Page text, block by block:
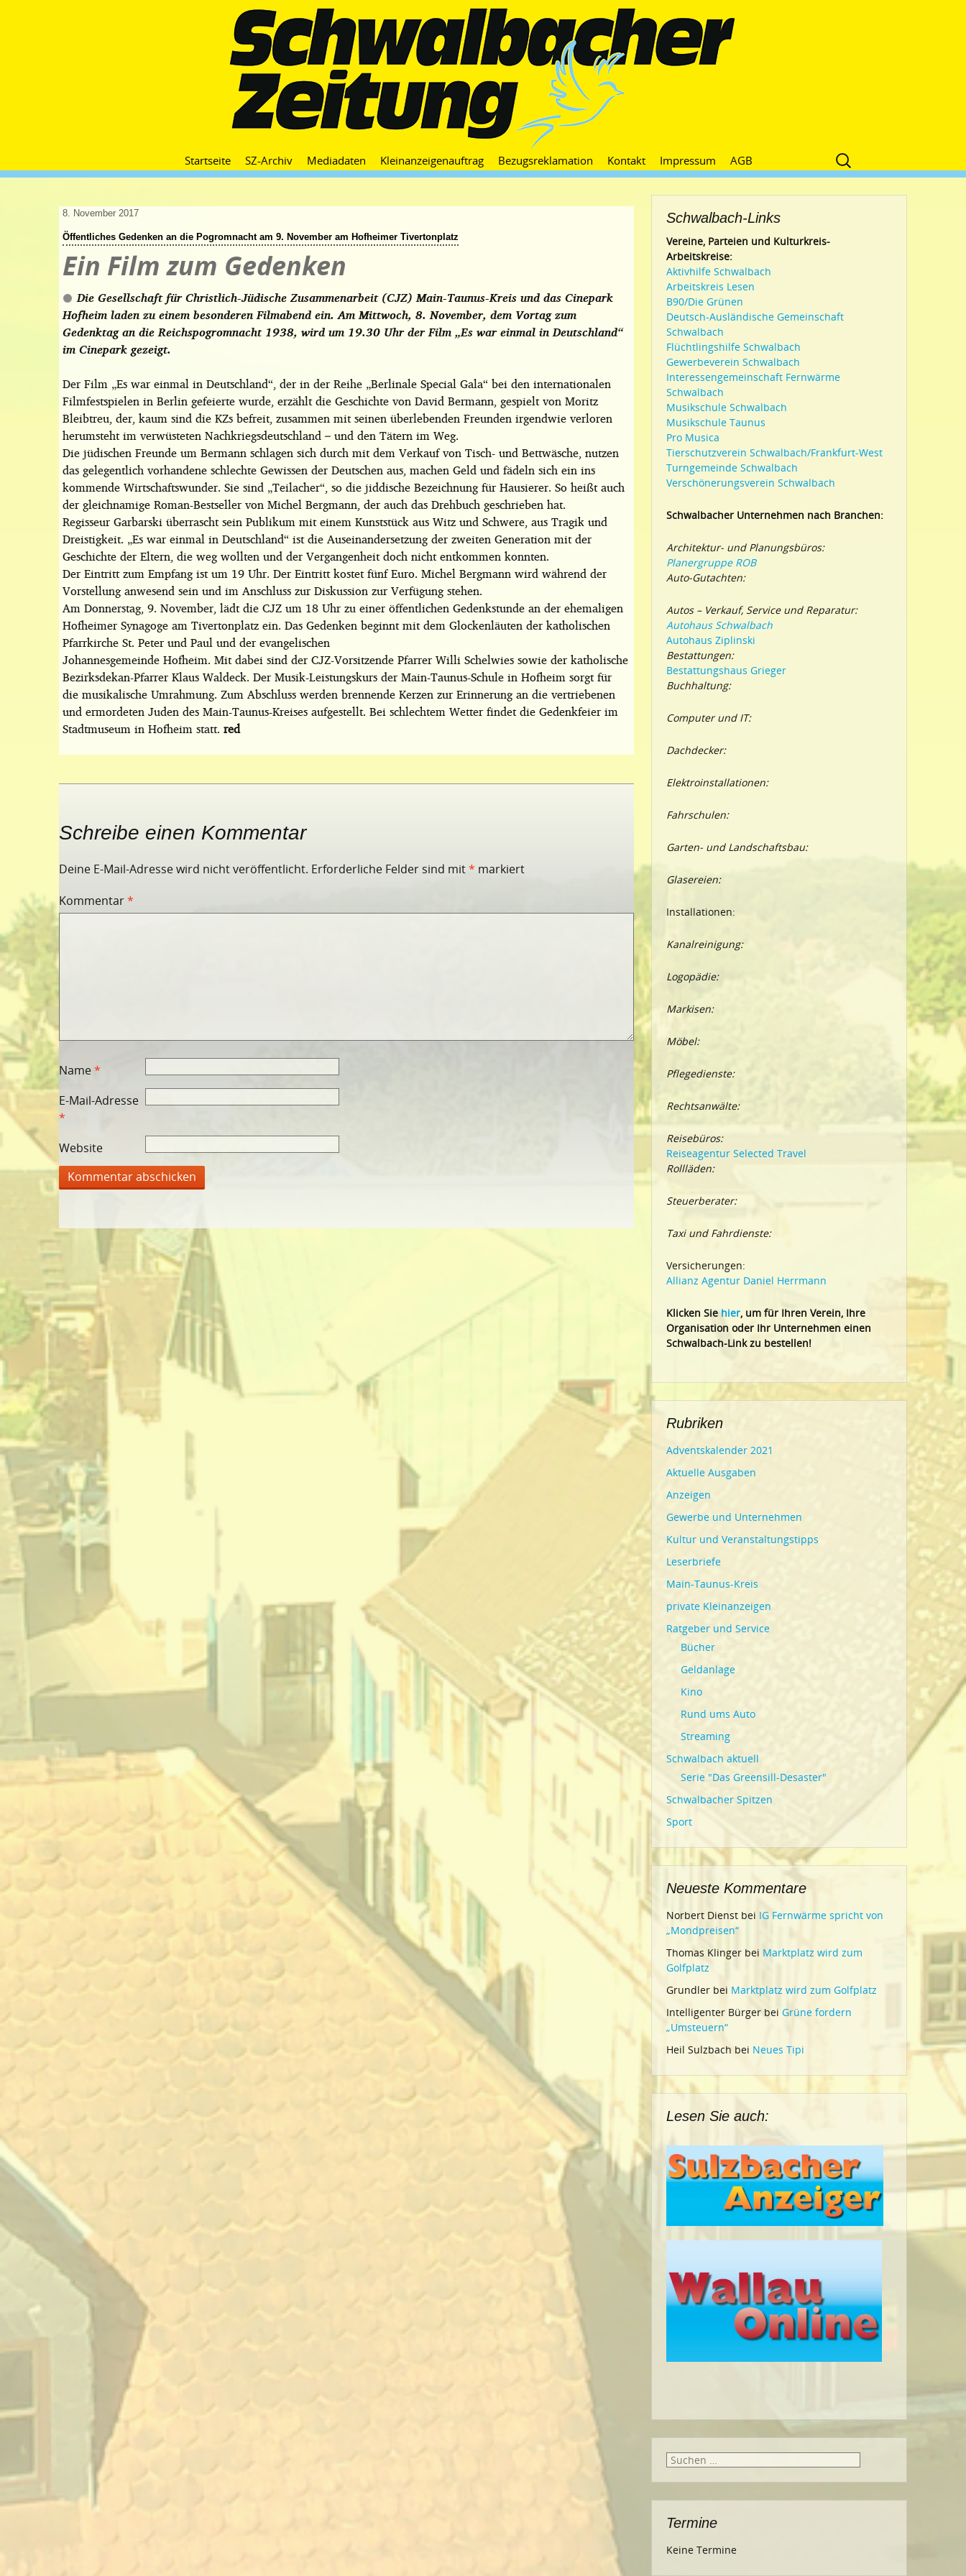
Zum
Inhalt
Startseite SZ-Archiv Mediadaten Kleinanzeigenauftrag Bezugsreklamation Kontakt Impressum AGB
Suche
nach:
8. November 2017
Öffentliches Gedenken an die Pogromnacht am 9. November am Hofheimer Tivertonplatz
Ein Film zum Gedenken
Die Gesellschaft für Christlich-Jüdische Zusammenarbeit (CJZ) Main-Taunus-Kreis und das Cinepark
Hofheim laden zu einem besonderen Filmabend ein. Am Mittwoch, 8. November, dem Vortag zum
Gedenktag an die Reichspogromnacht 1938, wird um 19.30 Uhr der Film „Es war einmal in Deutschland“
im Cinepark gezeigt.
Der Film „Es war einmal in Deutschland“, der in der Reihe „Berlinale Special Gala“ bei den internationalen
Filmfestspielen in Berlin gefeierte wurde, erzählt die Geschichte von David Bermann, gespielt von Moritz
Bleibtreu, der, kaum sind die KZs befreit, zusammen mit seinen überlebenden Freunden irgendwie verloren
herumsteht im verwüsteten Nachkriegsdeutschland – und den Tätern im Weg.
Die jüdischen Freunde um Bermann schlagen sich durch mit dem Verkauf von Tisch- und Bettwäsche, nutzen
das gelegentlich vorhandene schlechte Gewissen der Deutschen aus, machen Geld und fädeln sich ein ins
kommende Wirtschaftswunder. Sie sind „Teilacher“, so die jiddische Bezeichnung für Hausierer. So heißt auch
der gleichnamige Roman-Bestseller von Michel Bergmann, der auch das Drehbuch geschrieben hat.
Regisseur Garbarski überrascht sein Publikum mit einem Kunststück aus Witz und Schwere, aus Tragik und
Dreistigkeit. „Es war einmal in Deutschland“ ist die Auseinandersetzung der zweiten Generation mit der
Geschichte der Eltern, die weg wollten und der Vergangenheit doch nicht entkommen konnten.
Der Eintritt zum Empfang ist um 19 Uhr. Der Eintritt kostet fünf Euro. Michel Bergmann wird während der
Vorstellung anwesend sein und im Anschluss zur Diskussion zur Verfügung stehen.
Am Donnerstag, 9. November, lädt die CJZ um 18 Uhr zu einer öffentlichen Gedenkstunde an der ehemaligen
Hofheimer Synagoge am Tivertonplatz ein. Das Gedenken beginnt mit dem Glockenläuten der katholischen
Pfarrkirche St. Peter und Paul und der evangelischen
Johannesgemeinde Hofheim. Mit dabei sind der CJZ-Vorsitzende Pfarrer Willi Schelwies sowie der katholische
Bezirksdekan-Pfarrer Klaus Waldeck. Der Musik-Leistungskurs der Main-Taunus-Schule in Hofheim sorgt für
die musikalische Umrahmung. Zum Abschluss werden brennende Kerzen zur Erinnerung an die vertriebenen
und ermordeten Juden des Main-Taunus-Kreises aufgestellt. Bei schlechtem Wetter findet die Gedenkfeier im
Stadtmuseum in Hofheim statt. red
Schreibe einen Kommentar
Deine E-Mail-Adresse wird nicht veröffentlicht. Erforderliche Felder sind mit* markiert
Kommentar*
Name*
E-Mail-Adresse
*
Website
Schwalbach-Links
Vereine, Parteien und Kulturkreis-
Arbeitskreise:
Aktivhilfe Schwalbach
Arbeitskreis Lesen
B90/Die Grünen
Deutsch-Ausländische Gemeinschaft
Schwalbach
Flüchtlingshilfe Schwalbach
Gewerbeverein Schwalbach
Interessengemeinschaft Fernwärme
Schwalbach
Musikschule Schwalbach
Musikschule Taunus
Pro Musica
Tierschutzverein Schwalbach/Frankfurt-West
Turngemeinde Schwalbach
Verschönerungsverein Schwalbach
Schwalbacher Unternehmen nach Branchen:
Architektur- und Planungsbüros:
Planergruppe ROB
Auto-Gutachten:
Autos – Verkauf, Service und Reparatur:
Autohaus Schwalbach
Autohaus Ziplinski
Bestattungen:
Bestattungshaus Grieger
Buchhaltung:
Computer und IT:
Dachdecker:
Elektroinstallationen:
Fahrschulen:
Garten- und Landschaftsbau:
Glasereien:
Installationen:
Kanalreinigung:
Logopädie:
Markisen:
Möbel:
Pflegedienste:
Rechtsanwälte:
Reisebüros:
Reiseagentur Selected Travel
Rollläden:
Steuerberater:
Taxi und Fahrdienste:
Versicherungen:
Allianz Agentur Daniel Herrmann
Klicken Siehier, um für Ihren Verein, Ihre
Organisation oder Ihr Unternehmen einen
Schwalbach-Link zu bestellen!
Rubriken
Adventskalender 2021
Aktuelle Ausgaben
Anzeigen
Gewerbe und Unternehmen
Kultur und Veranstaltungstipps
Leserbriefe
Main-Taunus-Kreis
private Kleinanzeigen
Ratgeber und Service
Bücher
Geldanlage
Kino
Rund ums Auto
Streaming
Schwalbach aktuell
Serie "Das Greensill-Desaster"
Schwalbacher Spitzen
Sport
Neueste Kommentare
Norbert Dienst bei IG Fernwärme spricht von
„Mondpreisen“
Thomas Klinger bei Marktplatz wird zum
Golfplatz
Grundler bei Marktplatz wird zum Golfplatz
Intelligenter Bürger bei Grüne fordern
„Umsteuern“
Heil Sulzbach bei Neues Tipi
Lesen Sie auch:
Suche
Termine
Keine Termine